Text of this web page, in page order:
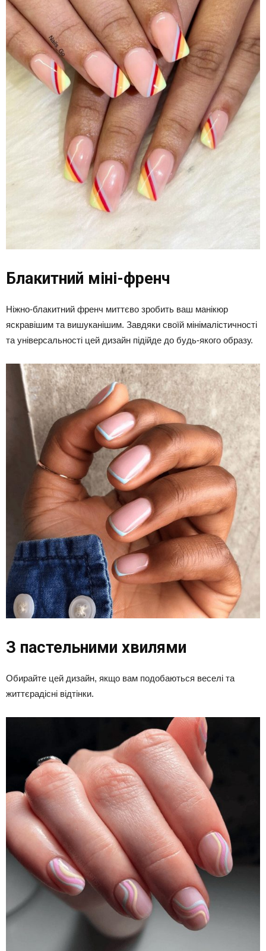
Блакитний міні-френч
Ніжно-блакитний френч миттєво зробить ваш манікюр
яскравішим та вишуканішим. Завдяки своїй мінімалістичності
та універсальності цей дизайн підійде до будь-якого образу.
З пастельними хвилями
Обирайте цей дизайн, якщо вам подобаються веселі та
життєрадісні відтінки.